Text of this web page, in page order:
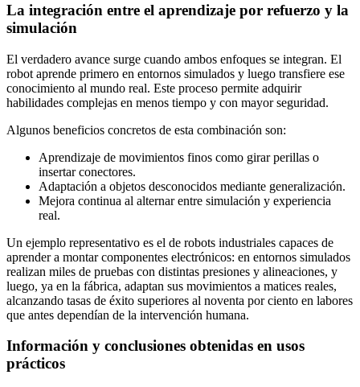
La integración entre el aprendizaje por refuerzo y la
simulación
El verdadero avance surge cuando ambos enfoques se integran. El
robot aprende primero en entornos simulados y luego transfiere ese
conocimiento al mundo real. Este proceso permite adquirir
habilidades complejas en menos tiempo y con mayor seguridad.
Algunos beneficios concretos de esta combinación son:
Aprendizaje de movimientos finos como girar perillas o
insertar conectores.
Adaptación a objetos desconocidos mediante generalización.
Mejora continua al alternar entre simulación y experiencia
real.
Un ejemplo representativo es el de robots industriales capaces de
aprender a montar componentes electrónicos: en entornos simulados
realizan miles de pruebas con distintas presiones y alineaciones, y
luego, ya en la fábrica, adaptan sus movimientos a matices reales,
alcanzando tasas de éxito superiores al noventa por ciento en labores
que antes dependían de la intervención humana.
Información y conclusiones obtenidas en usos
prácticos